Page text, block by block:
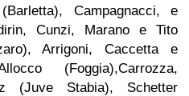
Campagnacci, e
Cunzi, Marano e Tito
Arrigoni, Caccetta e
(Foggia),Carrozza,
(Juve Stabia), Schetter